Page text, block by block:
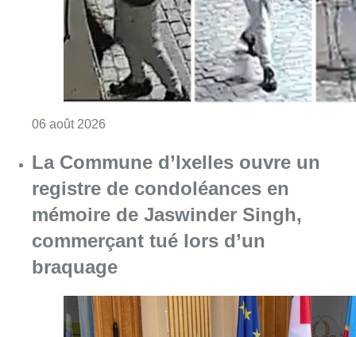
06 août 2026
La Commune d’Ixelles ouvre un
registre de condoléances en
mémoire de Jaswinder Singh,
commerçant tué lors d’un
braquage